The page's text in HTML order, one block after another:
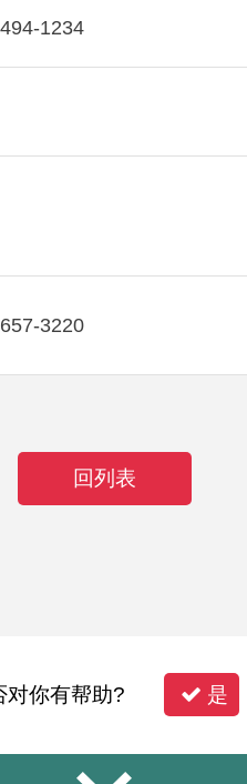
1234
3220
回列表
对你有帮助? 是